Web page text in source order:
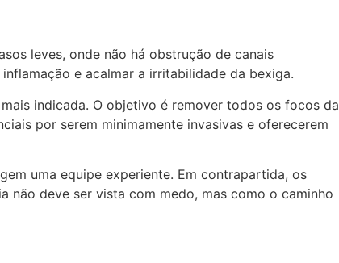
leves, onde não há obstrução de canais
e acalmar a irritabilidade da bexiga.
indicada. O objetivo é remover todos os focos da
por serem minimamente invasivas e oferecerem
uma equipe experiente. Em contrapartida, os
não deve ser vista com medo, mas como o caminho